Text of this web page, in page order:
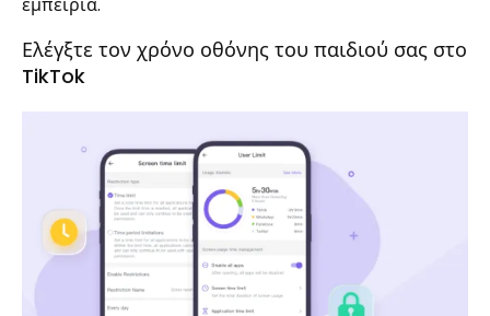
εμπειρία.
Ελέγξτε τον χρόνο οθόνης του παιδιού σας στο
TikTok